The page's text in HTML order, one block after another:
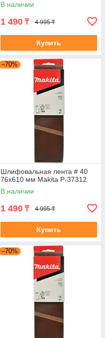
В наличии
1 490 ₸ 4 995 ₸
Купить
–70%
Шлифовальная лента # 40
76x610 мм Makita P-37312
В наличии
1 490 ₸ 4 995 ₸
Купить
–70%